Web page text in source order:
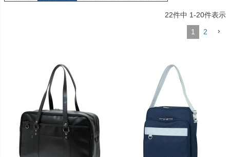
22件中 1-20件表示
1 2